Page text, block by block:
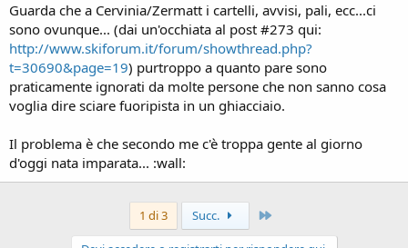
Guarda che a Cervinia/Zermatt i cartelli, avvisi, pali, ecc...ci
sono ovunque... (dai un'occhiata al post #273 qui:
http://www.skiforum.it/forum/showthread.php?
t=30690&page=19) purtroppo a quanto pare sono
praticamente ignorati da molte persone che non sanno cosa
voglia dire sciare fuoripista in un ghiacciaio.
Il problema è che secondo me c'è troppa gente al giorno
d'oggi nata imparata... :wall:
1 di 3 Succ.